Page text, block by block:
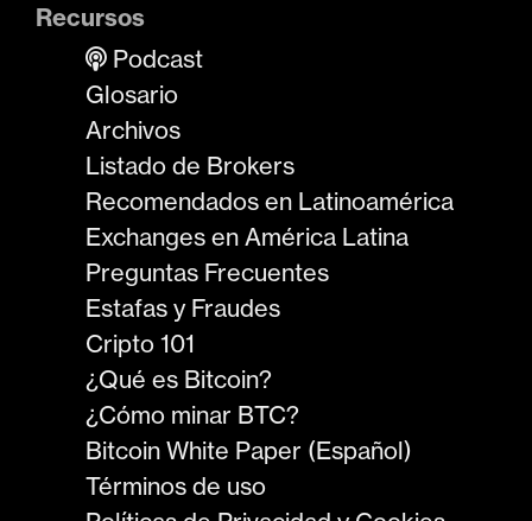
Recursos
Podcast
Glosario
Archivos
Listado de Brokers
Recomendados en Latinoamérica
Exchanges en América Latina
Preguntas Frecuentes
Estafas y Fraudes
Cripto 101
¿Qué es Bitcoin?
¿Cómo minar BTC?
Bitcoin White Paper (Español)
Términos de uso